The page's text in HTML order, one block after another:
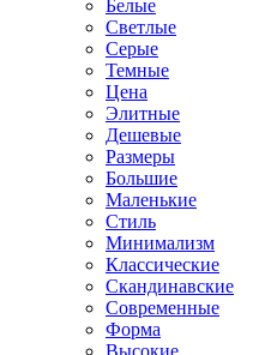
Белые
Светлые
Серые
Темные
Цена
Элитные
Дешевые
Размеры
Большие
Маленькие
Стиль
Минимализм
Классические
Скандинавские
Современные
Форма
Высокие